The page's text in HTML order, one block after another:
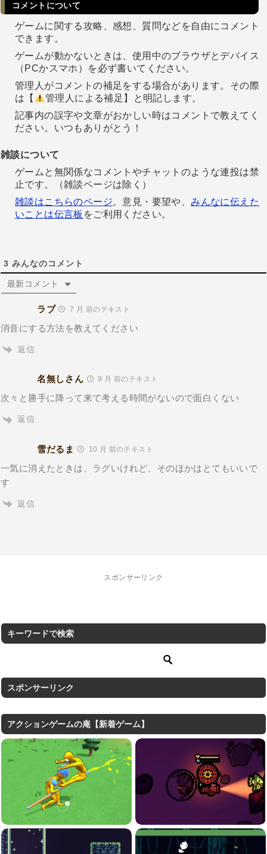
コメントについて
ゲームに関する攻略、感想、質問などを自由にコメント
できます。
ゲームが動かないときは、使用中のブラウザとデバイス
（PCかスマホ）を必ず書いてください。
管理人がコメントの補足をする場合があります。その際
は【
管理人による補足】と明記します。
記事内の誤字や文章がおかしい時はコメントで教えてく
ださい。いつもありがとう！
雑談について
ゲームと無関係なコメントやチャットのような連投は禁
止です。（雑談ページは除く）
雑談はこちらのページ。意見・要望や、みんなに伝えた
いことは伝言板 をご利用ください。
3 みんなのコメント
最新コメント
ラブ 7 月 前のテキスト
消音にする方法を教えてください
返信
名無しさん 9 月 前のテキスト
次々と勝手に降って来て考える時間がないので面白くない
返信
雪だるま 10 月 前のテキスト
一気に消えたときは、ラグいけれど、そのほかはとてもいいで
す
返信
スポンサーリンク
キーワードで検索
スポンサーリンク
アクションゲームの庵【新着ゲーム】